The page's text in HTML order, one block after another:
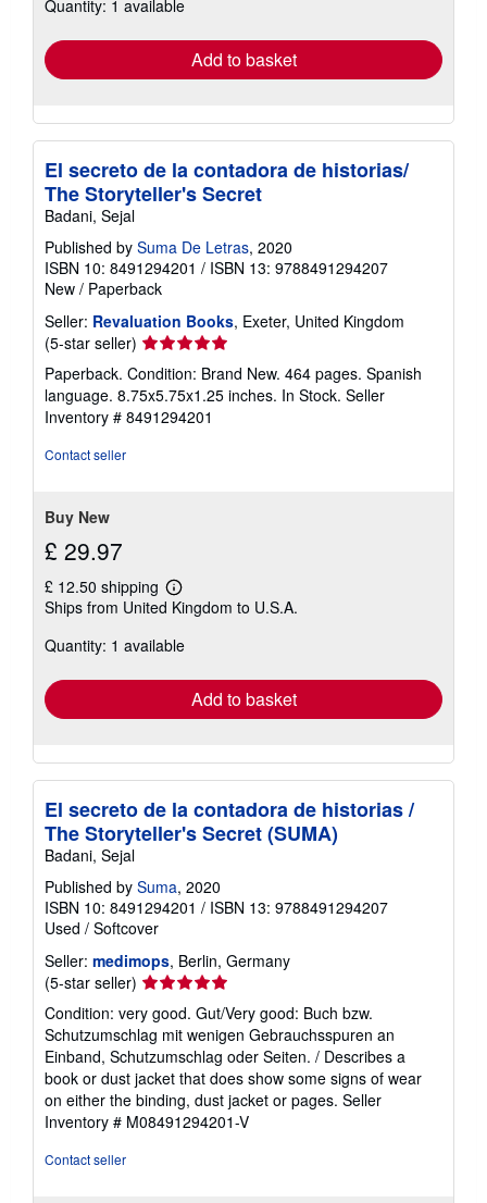
Quantity: 1 available
Add to basket
El secreto de la contadora de historias/
The Storyteller's Secret
Badani, Sejal
Published by Suma De Letras, 2020
ISBN 10: 8491294201 / ISBN 13: 9788491294207
New / Paperback
Seller: Revaluation Books, Exeter, United Kingdom
(5-star seller) Seller
rating
5
out
of
Paperback. Condition: Brand New. 464 pages. Spanish
language. 8.75x5.75x1.25 inches. In Stock. Seller
Inventory # 8491294201
Contact seller
Buy New
£ 29.97
£ 12.50 shipping
Learn
more
shipping
Ships from United Kingdom to U.S.A.
Quantity: 1 available
Add to basket
El secreto de la contadora de historias /
The Storyteller's Secret (SUMA)
Badani, Sejal
Published by Suma, 2020
ISBN 10: 8491294201 / ISBN 13: 9788491294207
Used / Softcover
Seller: medimops, Berlin, Germany
(5-star seller) Seller
5
out
of
5
stars
Condition: very good. Gut/Very good: Buch bzw.
Schutzumschlag mit wenigen Gebrauchsspuren an
Einband, Schutzumschlag oder Seiten. / Describes a
book or dust jacket that does show some signs of wear
on either the binding, dust jacket or pages. Seller
Inventory # M08491294201-V
Contact seller